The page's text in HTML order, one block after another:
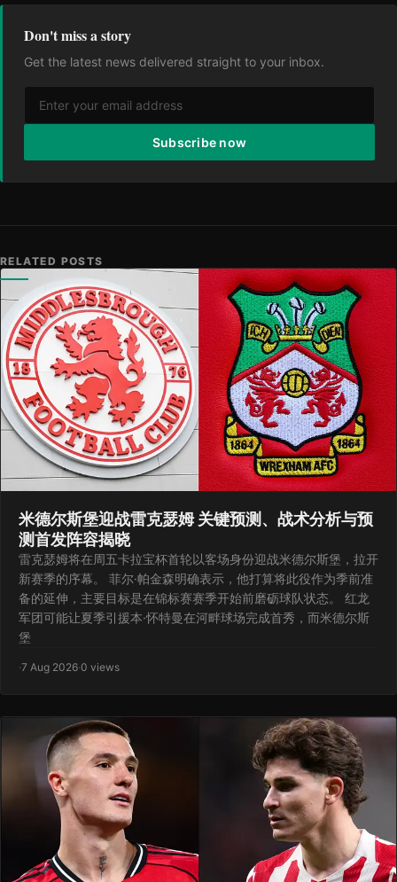
Don't miss a story
Get the latest news delivered straight to your inbox.
Subscribe now
RELATED POSTS
米德尔斯堡迎战雷克瑟姆 关键预测、战术分析与预
测首发阵容揭晓
雷克瑟姆将在周五卡拉宝杯首轮以客场身份迎战米德尔斯堡，拉开
新赛季的序幕。 菲尔·帕金森明确表示，他打算将此役作为季前准
备的延伸，主要目标是在锦标赛赛季开始前磨砺球队状态。 红龙
军团可能让夏季引援本·怀特曼在河畔球场完成首秀，而米德尔斯
堡
·7 Aug 2026·0 views